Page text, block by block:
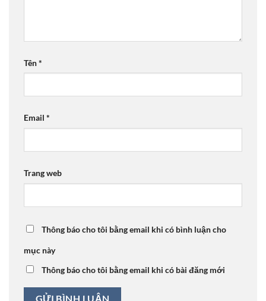
Tên*
Email *
Trang web
Thông báo cho tôi bằng email khi có bình luận cho
mục này
Thông báo cho tôi bằng email khi có bài đăng mới